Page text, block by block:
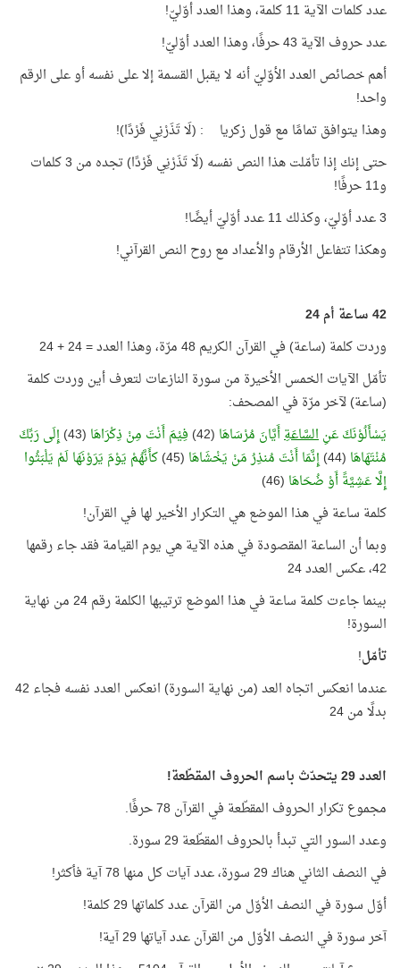
عدد كلمات الآية 11 كلمة، وهذا العدد أوّليّ!
عدد حروف الآية 43 حرفًا، وهذا العدد أوّليّ!
أهم خصائص العدد الأوّليّ أنه لا يقبل القسمة إلا على نفسه أو على الرقم
واحد!
وهذا يتوافق تمامًا مع قول زكريا
: (لَا تَذَرْنِي فَرْدًا)!
حتى إنك إذا تأمّلت هذا النص نفسه (لَا تَذَرْنِي فَرْدًا) تجده من 3 كلمات
و11 حرفًا!
3 عدد أوّليّ، وكذلك 11 عدد أوّليّ أيضًا!
وهكذا تتفاعل الأرقام والأعداد مع روح النص القرآني!
42 ساعة أم 24
وردت كلمة (ساعة) في القرآن الكريم 48 مرّة، وهذا العدد = 24 + 24
تأمّل الآيات الخمس الأخيرة من سورة النازعات لتعرف أين وردت كلمة
(ساعة) لآخر مرّة في المصحف:
يَسْأَلُوْنَكَ عَنِالسَّاعَةِأَيَّانَ مُرْسَاهَا (42) فِيْمَ أَنْتَ مِنْ ذِكْرَاهَا (43)
إِلَى رَبِّكَ
مُنْتَهَاهَا (44) إِنَّمَا أَنْتَ مُنذِرُ مَنْ يَخْشَاهَا (45)
كأَنَّهُمْ يَوْمَ يَرَوْنَهَا لَمْ يَلْبَثُوا
إِلَّا عَشِيَّةً أَوْ ضُحَاهَا (46)
كلمة ساعة في هذا الموضع هي التكرار الأخير لها في القرآن!
وبما أن الساعة المقصودة في هذه الآية هي يوم القيامة فقد جاء رقمها
42، عكس العدد 24
بينما جاءت كلمة ساعة في هذا الموضع ترتيبها الكلمة رقم 24 من نهاية
السورة!
تأمّل!
عندما انعكس اتجاه العد (من نهاية السورة) انعكس العدد نفسه فجاء 42
بدلًا من 24
العدد 29 يتحدّث باسم الحروف المقطّعة!
مجموع تكرار الحروف المقطّعة في القرآن 78 حرفًا.
وعدد السور التي تبدأ بالحروف المقطّعة 29 سورة.
في النصف الثاني هناك 29 سورة، عدد آيات كل منها 78 آية فأكثر!
أوّل سورة في النصف الأوّل من القرآن عدد كلماتها 29 كلمة!
آخر سورة في النصف الأوّل من القرآن عدد آياتها 29 آية!